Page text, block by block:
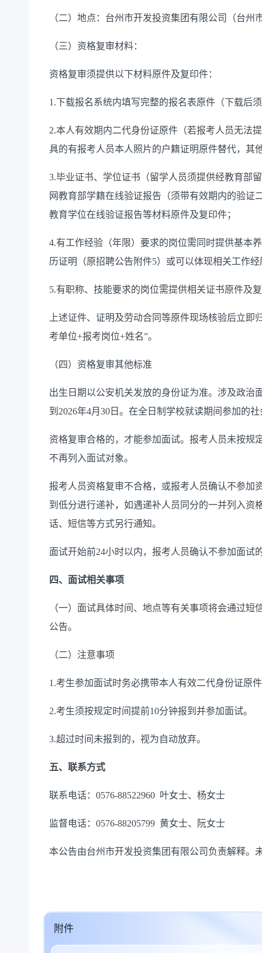
（二）地点：台州市开发投资集团有限公司（台州
（三）资格复审材料：
资格复审须提供以下材料原件及复印件：
1.下载报名系统内填写完整的报名表原件（下载后
2.本人有效期内二代身份证原件（若报考人员无法
具的有报考人员本人照片的户籍证明原件替代，其
3.毕业证书、学位证书（留学人员须提供经教育部
网教育部学籍在线验证报告（须带有效期内的验
教育学位在线验证报告等材料原件及复印件；
4.有工作经验（年限）要求的岗位需同时提供基本
历证明（原招聘公告附件5）或可以体现相关工作
5.有职称、技能要求的岗位需提供相关证书原件及
上述证件、证明及劳动合同等原件现场核验后立
考单位+报考岗位+姓名”。
（四）资格复审其他标准
出生日期以公安机关发放的身份证为准。涉及政治
到2026年4月30日。在全日制学校就读期间参加的
资格复审合格的，才能参加面试。报考人员未按规
不再列入面试对象。
报考人员资格复审不合格，或报考人员确认不参加
到低分进行递补，如遇递补人员同分的一并列入资
话、短信等方式另行通知。
面试开始前24小时以内，报考人员确认不参加面试
四、 面试相关事项
（一）面试具体时间、地点等有关事项将会通过
公告。
（二）注意事项
1.考生参加面试时务必携带本人有效二代身份证原
2.考生须按规定时间提前10分钟报到并参加面试。
3.超过时间未报到的，视为自动放弃。
五、 联系方式
联系电话：0576-88522960 叶女士、杨女士
监督电话：0576-88205799 黄女士、阮女士
本公告由台州市开发投资集团有限公司负责解释。
附件